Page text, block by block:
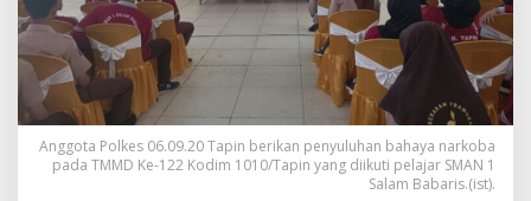
Anggota Polkes 06.09.20 Tapin berikan penyuluhan bahaya narkoba
pada TMMD Ke-122 Kodim 1010/Tapin yang diikuti pelajar SMAN 1
Salam Babaris.(ist).